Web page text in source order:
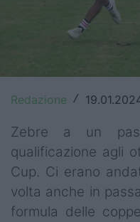
Champions Cup
World Rugby
Rugby World Cup
Super Rugby
Rugby in TV
Redazione /
Zebre a un
qualificazione agli
Cup. Ci erano
volta anche in
formula delle